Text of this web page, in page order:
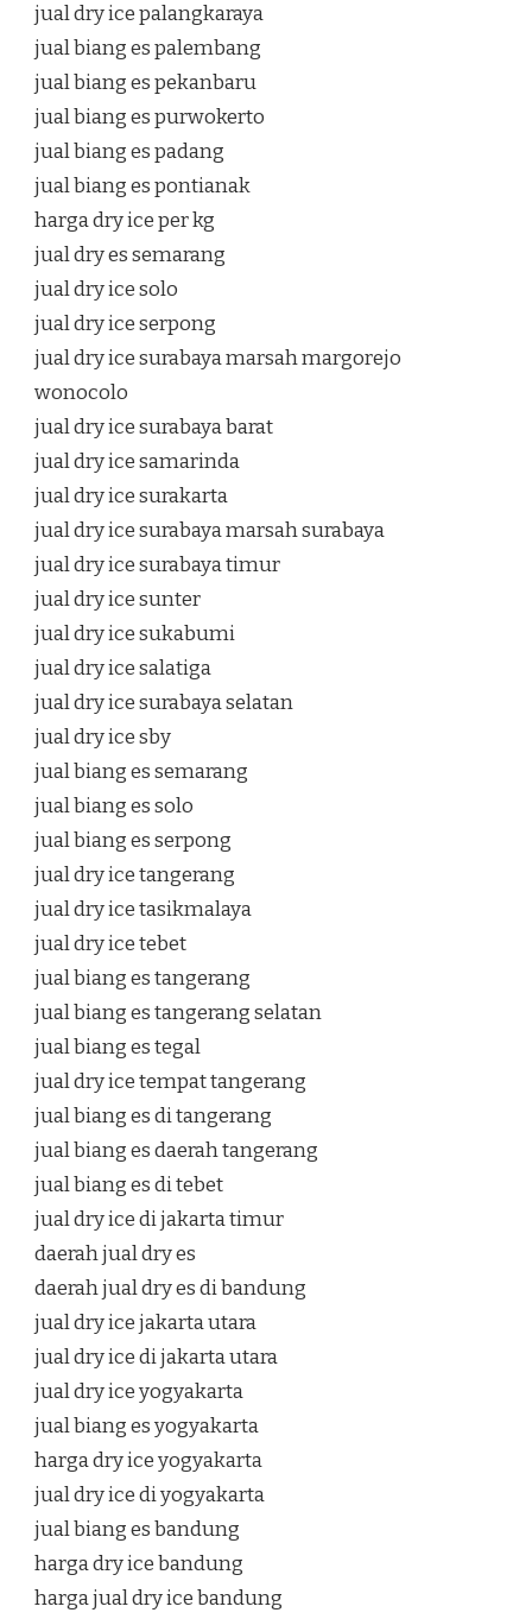
jual dry ice palangkaraya
jual biang es palembang
jual biang es pekanbaru
jual biang es purwokerto
jual biang es padang
jual biang es pontianak
harga dry ice per kg
jual dry es semarang
jual dry ice solo
jual dry ice serpong
jual dry ice surabaya marsah margorejo
wonocolo
jual dry ice surabaya barat
jual dry ice samarinda
jual dry ice surakarta
jual dry ice surabaya marsah surabaya
jual dry ice surabaya timur
jual dry ice sunter
jual dry ice sukabumi
jual dry ice salatiga
jual dry ice surabaya selatan
jual dry ice sby
jual biang es semarang
jual biang es solo
jual biang es serpong
jual dry ice tangerang
jual dry ice tasikmalaya
jual dry ice tebet
jual biang es tangerang
jual biang es tangerang selatan
jual biang es tegal
jual dry ice tempat tangerang
jual biang es di tangerang
jual biang es daerah tangerang
jual biang es di tebet
jual dry ice di jakarta timur
daerah jual dry es
daerah jual dry es di bandung
jual dry ice jakarta utara
jual dry ice di jakarta utara
jual dry ice yogyakarta
jual biang es yogyakarta
harga dry ice yogyakarta
jual dry ice di yogyakarta
jual biang es bandung
harga dry ice bandung
harga jual dry ice bandung